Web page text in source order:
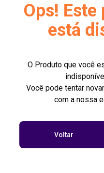
Ops! Este
está
O Produto que você
Você pode tentar
com a nossa
Voltar